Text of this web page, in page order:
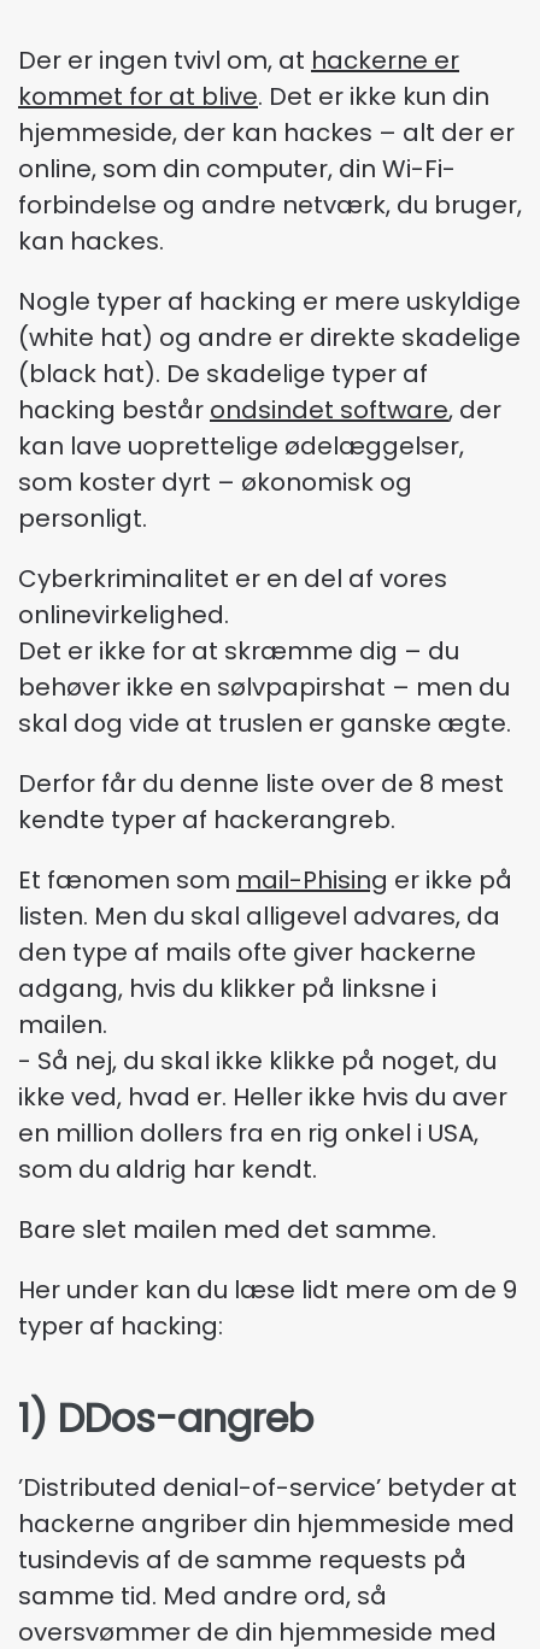
Der er ingen tvivl om, at hackerne er
kommet for at blive. Det er ikke kun din
hjemmeside, der kan hackes – alt der er
online, som din computer, din Wi-Fi-
forbindelse og andre netværk, du bruger,
kan hackes.
Nogle typer af hacking er mere uskyldige
(white hat) og andre er direkte skadelige
(black hat). De skadelige typer af
hacking består ondsindet software, der
kan lave uoprettelige ødelæggelser,
som koster dyrt – økonomisk og
personligt.
Cyberkriminalitet er en del af vores
onlinevirkelighed.
Det er ikke for at skræmme dig – du
behøver ikke en sølvpapirshat – men du
skal dog vide at truslen er ganske ægte.
Derfor får du denne liste over de 8 mest
kendte typer af hackerangreb.
Et fænomen som mail-Phising er ikke på
listen. Men du skal alligevel advares, da
den type af mails ofte giver hackerne
adgang, hvis du klikker på linksne i
mailen.
- Så nej, du skal ikke klikke på noget, du
ikke ved, hvad er. Heller ikke hvis du aver
en million dollers fra en rig onkel i USA,
som du aldrig har kendt.
Bare slet mailen med det samme.
Her under kan du læse lidt mere om de 9
typer af hacking:
1) DDos-angreb
’Distributed denial-of-service’ betyder at
hackerne angriber din hjemmeside med
tusindevis af de samme requests på
samme tid. Med andre ord, så
oversvømmer de din hjemmeside med